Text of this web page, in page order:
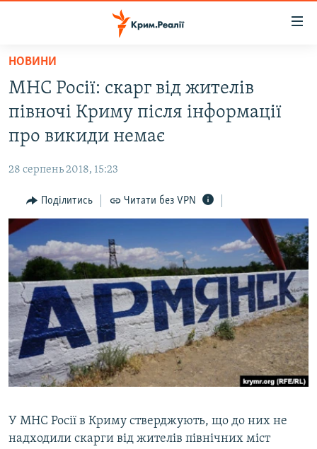
Перейти
основного
матеріалу
до
основної
навігації
Перейти
до
пошуку
ВІДЕО ТА ФОТО
БЛОГИ
ПОГЛЯД
ІНТЕРВ'Ю
ВСЕ ЗА ДЕНЬ
СПЕЦПРОЕКТИ
ДЕПОРТАЦІЯ
ВІДЕОУРОКИ «ELIFBE»
СВІДЧЕННЯ ОКУПАЦІЇ
УКРАЇНСЬКА ПРОБЛЕМА КРИМУ
ЯК ОБІЙТИ БЛОКУВАННЯ
Русский
Qırımtatar
НОВИНИ
МНС Росії: скарг від жителів
півночі Криму після інформації
про викиди немає
28 серпень 2018, 15:23
Поділитись Читати без VPN
У МНС Росії в Криму стверджують, що до них не
надходили скарги від жителів північних міст